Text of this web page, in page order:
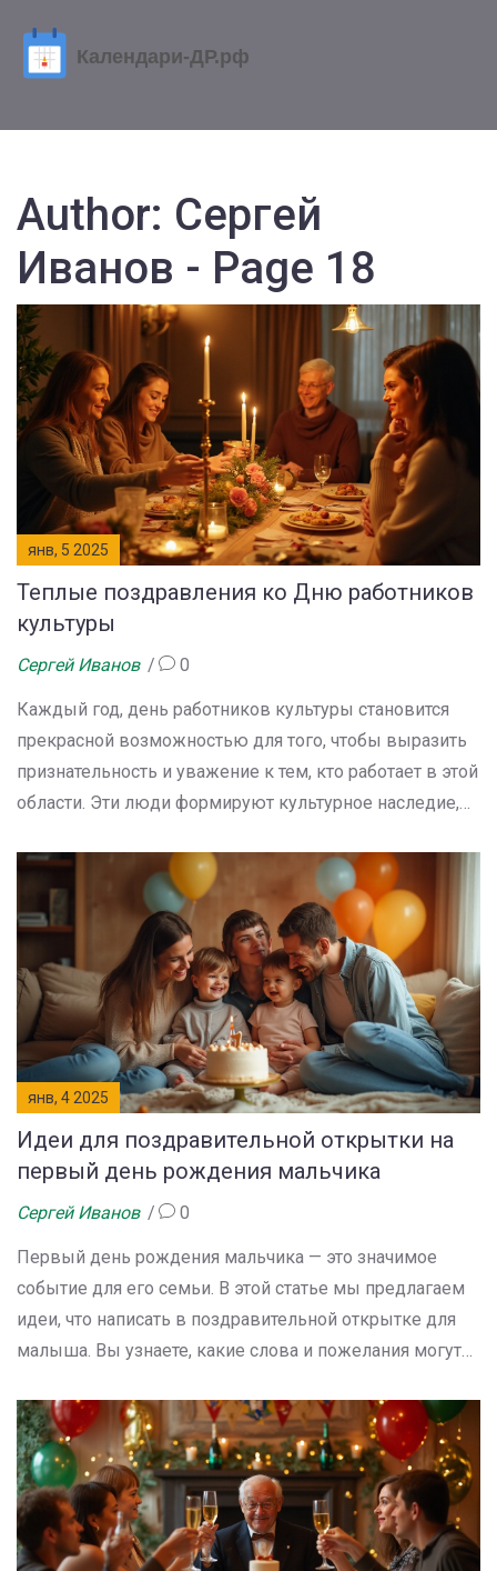
Author: Сергей
Иванов - Page 18
янв, 5 2025
Теплые поздравления ко Дню работников
культуры
Сергей Иванов 0
Каждый год, день работников культуры становится
прекрасной возможностью для того, чтобы выразить
признательность и уважение к тем, кто работает в этой
области. Эти люди формируют культурное наследие,
для искусства в нашей жизни. Праздник позволяет не
только отметить их вклад в общество, но и задуматься
о том, как мы можем поддержать их работу. Открытки,
теплые слова и небольшие жесты внимания могут
иметь огромное значение.
янв, 4 2025
Идеи для поздравительной открытки на
первый день рождения мальчика
Сергей Иванов 0
Первый день рождения мальчика — это значимое
событие для его семьи. В этой статье мы предлагаем
идеи, что написать в поздравительной открытке для
малыша. Вы узнаете, какие слова и пожелания могут
необычным и запоминающимся. Важно также знать,
как правильно выбрать стиль и тон, чтобы порадовать
родителей и малыша. Открытка на первый день
рождения — это душевное послание, которое семья
сохранит на долгие годы.